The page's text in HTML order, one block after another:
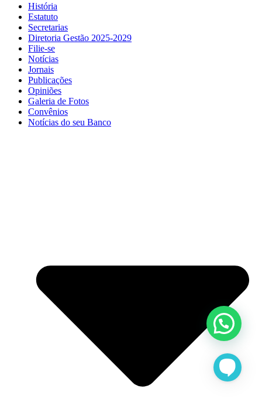
História
Estatuto
Secretarias
Diretoria Gestão 2025-2029
Filie-se
Notícias
Jornais
Publicações
Opiniões
Galeria de Fotos
Convênios
Notícias do seu Banco